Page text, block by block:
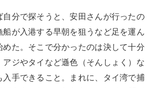
自分で探そうと、安田さんが行ったの
船が入港する早朝を狙うなど足を運ん
めた。そこで分かったのは決して十分
アジやタイなど遜色（そんしょく）な
入手できること。まれに、タイ湾で捕